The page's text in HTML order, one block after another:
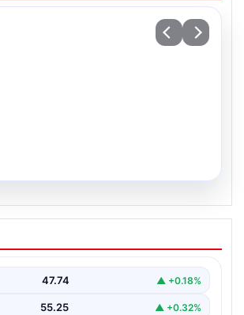
takibi başlatan avukatı
İstenen ceza belli oldu
Saydı”, “content”: “ Bursa’nın…
47.74 ▲ +0.18%
55.25 ▲ +0.32%